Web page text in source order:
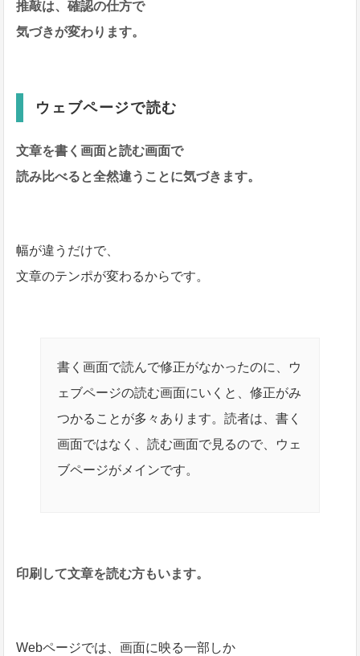
推敲は、確認の仕方で
気づきが変わります。
ウェブページで読む
文章を書く画面と読む画面で
読み比べると全然違うことに気づきます。
幅が違うだけで、
文章のテンポが変わるからです。
書く画面で読んで修正がなかったのに、ウ
ェブページの読む画面にいくと、修正がみ
つかることが多々あります。読者は、書く
画面ではなく、読む画面で見るので、ウェ
ブページがメインです。
印刷して文章を読む方もいます。
Webページでは、画面に映る一部しか